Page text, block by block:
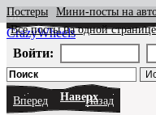
CrazyWheels
Постеры Мини-посты на
Все посты на одной странице
Войти:
Вперед НаверхНазад